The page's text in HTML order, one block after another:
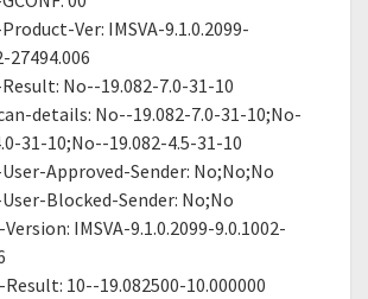
Ver: IMSVA-9.1.0.2099-
27494.006
No--19.082-7.0-31-10
details: No--19.082-7.0-31-10;No-
31-10;No--19.082-4.5-31-10
Approved-Sender: No;No;No
Blocked-Sender: No;No
Version: IMSVA-9.1.0.2099-9.0.1002-
Result: 10--19.082500-10.000000